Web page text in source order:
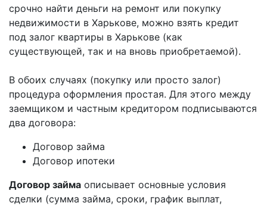
срочно найти деньги на ремонт или покупку
недвижимости в Харькове, можно взять кредит
под залог квартиры в Харькове (как
существующей, так и на вновь приобретаемой).
В обоих случаях (покупку или просто залог)
процедура оформления простая. Для этого между
заемщиком и частным кредитором подписываются
два договора:
Договор займа
Договор ипотеки
Договор займа описывает основные условия
сделки (сумма займа, сроки, график выплат,